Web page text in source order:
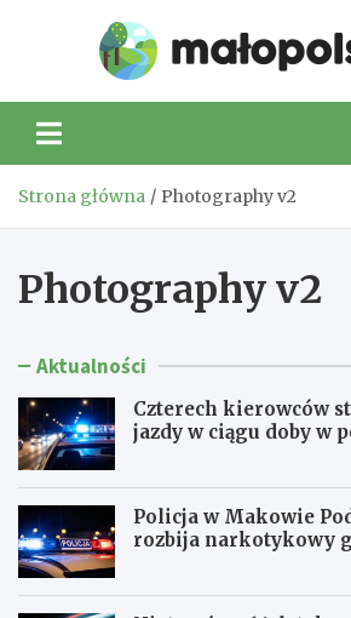
Strona główna Photography v2
Photography v2
Aktualności
Czterech kierowców
jazdy w ciągu doby w
Policja w Makowie
rozbija narkotykowy